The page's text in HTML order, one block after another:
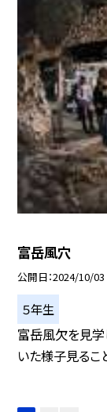
富岳風穴
公開日 2024/10/03
５年生
富岳風欠を見学
いた様子見るこ